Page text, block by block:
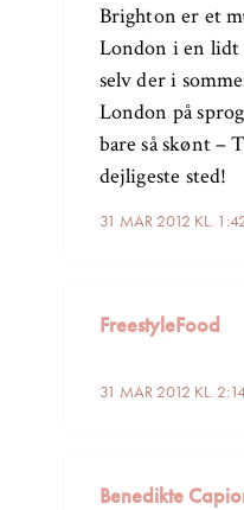
31 MAR 2012 KL.
Brighton er et
London i en lidt
selv der i
London på
bare så skønt –
dejligeste sted!
FreestyleFood
31 MAR 2012 KL.
Benedikte